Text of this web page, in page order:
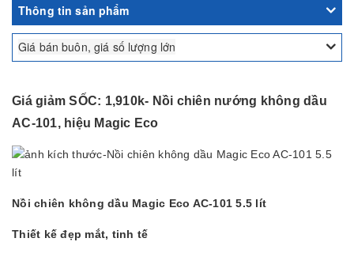
Thông tin sản phẩm
Giá bán buôn, giá số lượng lớn
Giá giảm SỐC: 1,910k- Nồi chiên nướng không dầu
AC-101, hiệu Magic Eco
Nồi chiên không dầu Magic Eco AC-101 5.5 lít
Thiết kế đẹp mắt, tinh tế